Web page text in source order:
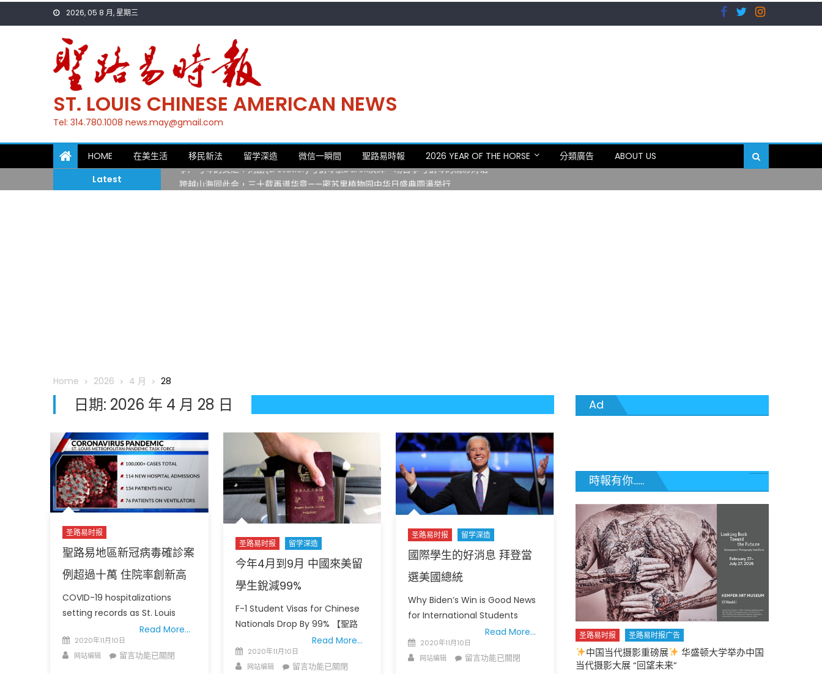
2026, 05 8 月, 星期三
ST. LOUIS CHINESE AMERICAN NEWS
Tel: 314.780.1008 news.may@gmail.com
HOME 在美生活 移民新法 留学深造 微信一瞬間 聖路易時報 2026 YEAR OF THE HORSE 分類廣告
ABOUT US
Latest
一晃三十年，初夏又相逢。中华日，等你来赴约 —— 密苏里植物园“中华日三十周年特别报道（五）
筝声与琴韵交汇：刘励(Li Statler)与钢琴家Darek演绎一场古筝与钢琴的精彩对话
跨越山海同此会，三十载再谱华章——密苏里植物园中华日盛典圆满举行
Home 2026 4 月 28
日期: 2026 年 4 月 28 日
圣路易时报
聖路易地區新冠病毒確診案
例超過十萬 住院率創新高
COVID-19 hospitalizations
setting records as St. Louis
Read More…
Posted
on
2020年11月10日
Author
网站编辑
在
留言功能已關閉
圣路易时报 留学深造
今年4月到9月 中國來美留
學生銳減99%
F-1 Student Visas for Chinese
Nationals Drop By 99% 【聖路
Read More…
Posted
on
2020年11月10日
Author
网站编辑
在
留言功能已關閉
圣路易时报 留学深造
國際學生的好消息 拜登當
選美國總統
Why Biden’s Win is Good News
for International Students
Read More…
Posted
on
2020年11月10日
Author
网站编辑
在
留言功能已關閉
Ad
時報有你......
圣路易时报广告
免费健康检查 无需预约 免费赠送血压计供符合
圣路易时报 圣路易时报广告
圣路易时报 圣路易时报广告
中国当代摄影重磅展
华盛顿大学举办中国
当代摄影大展 “回望未来”